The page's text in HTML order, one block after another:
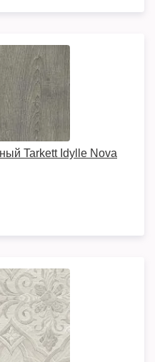
Tarkett Idylle Nova